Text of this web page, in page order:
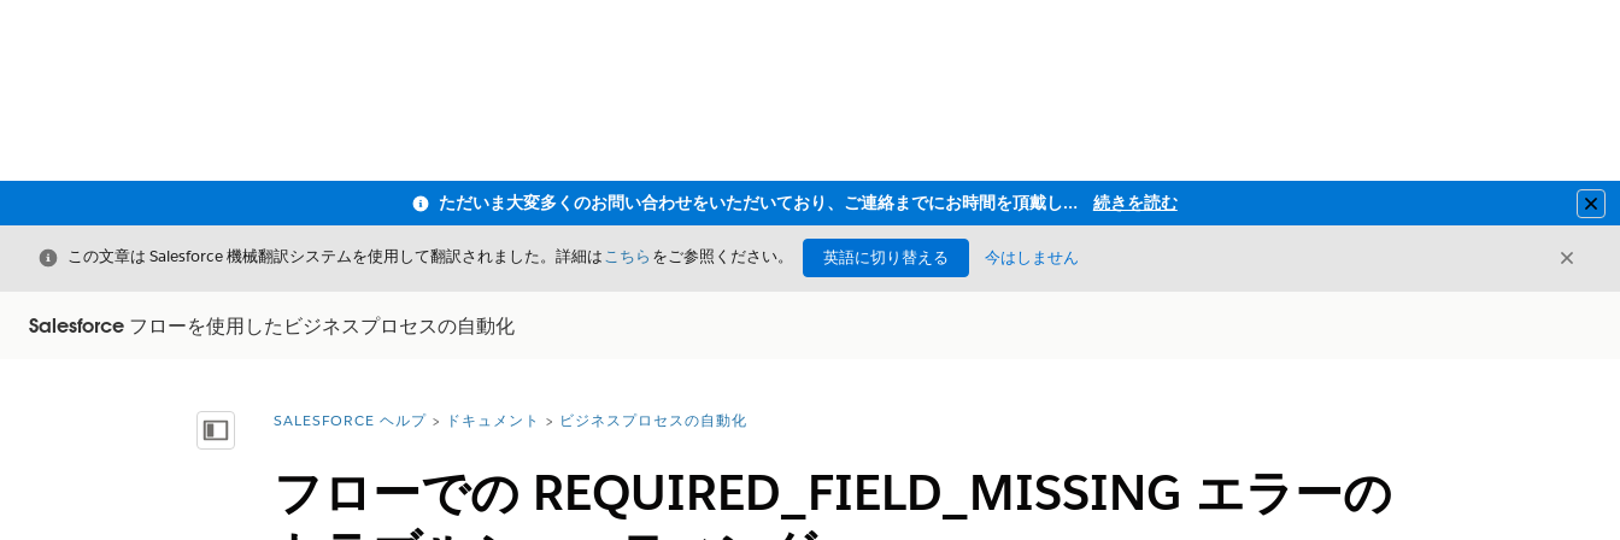
ただいま大変多くのお問い合わせをいただいており、ご連絡までにお時間を頂戴しております 続きを読む
閉じる
この文章は Salesforce 機械翻訳システムを使用して翻訳されました。詳細はこちら をご参照ください。 英語に切り替える 今はしません 閉じる
Salesforce フローを使用したビジネスプロセスの自動化
目次を表示詳細情報:
SALESFORCE ヘルプ ドキュメント ビジネスプロセスの自動化
フローでの REQUIRED_FIELD_MISSING エラーの